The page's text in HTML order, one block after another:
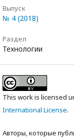
Выпуск
№ 4 (2018)
Раздел
Технологии
This work is licensed
International License.
Авторы, которые